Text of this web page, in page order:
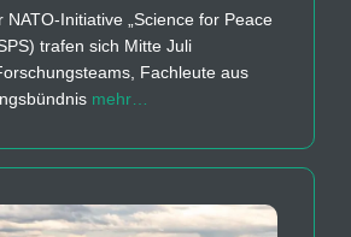
NATO-Initiative „Science for Peace
trafen sich Mitte Juli
Fachleute aus
mehr…